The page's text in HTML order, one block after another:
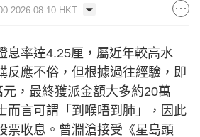
2026-08-10 HKT
息率達4.25厘，屬近年較高水
反應不俗，但根據過往經驗，即
，最終獲派金額大多約20萬
而言可謂「到喉唔到肺」，因此
票收息。曾淵滄接受《星島頭